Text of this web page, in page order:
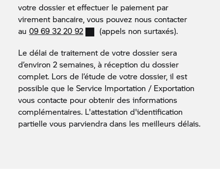
partie basse du montant A de la carrosserie, côté
conducteur (à proximité des charnières de la porte
gauche)
Attention: nous ne délivrerons qu’uneattestation
de non-conformitépour les véhicules produits
pour les marchés hors de l’Union Européenne.
votre dossier et effectuer le paiement par
virement bancaire, vous pouvez nous contacter
au 09 69 32 20 92
(appels non surtaxés).
Le délai de traitement de votre dossier sera
d’environ 2 semaines, à réception du dossier
complet. Lors de l’étude de votre dossier, il est
possible que le Service Importation / Exportation
vous contacte pour obtenir des informations
complémentaires. L'attestation d'identification
partielle vous parviendra dans les meilleurs délais.